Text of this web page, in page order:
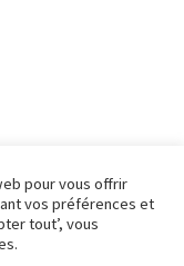
pour vous offrir
vos préférences et
tout’, vous